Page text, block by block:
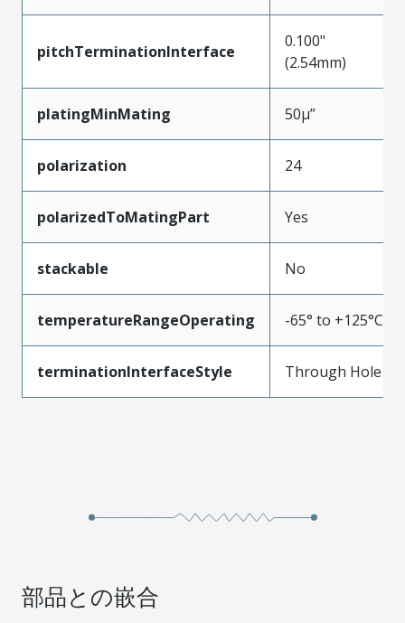
pitchTerminationInterface
0.100"
(2.54mm)
platingMinMating 50µ”
polarization 24
polarizedToMatingPart Yes
stackable No
temperatureRangeOperating -65° to +125°C
terminationInterfaceStyle Through Hole
部品との嵌合